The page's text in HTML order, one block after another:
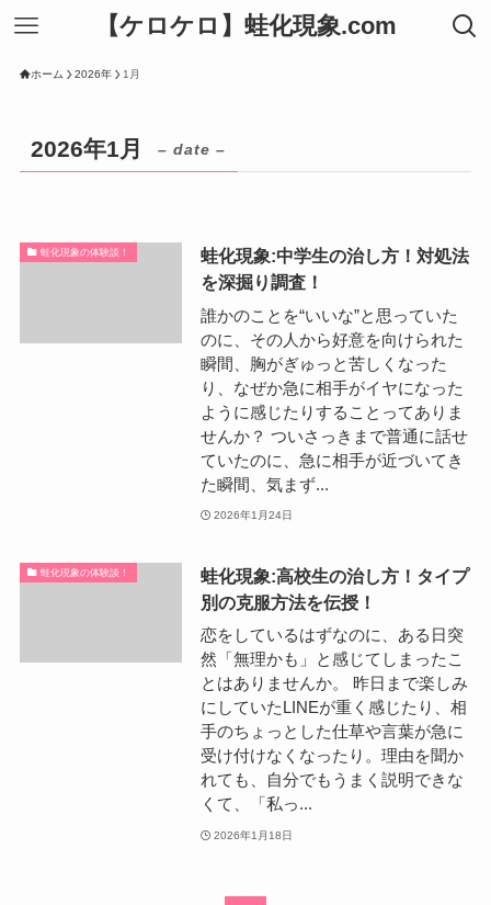
【ケロケロ】蛙化現象.com
ホーム 2026年 1月
2026年1月 – date –
蛙化現象の体験談！
蛙化現象:中学生の治し方！対処法
を深掘り調査！
誰かのことを“いいな”と思っていた
のに、その人から好意を向けられた
瞬間、胸がぎゅっと苦しくなった
り、なぜか急に相手がイヤになった
ように感じたりすることってありま
せんか？ ついさっきまで普通に話せ
ていたのに、急に相手が近づいてき
た瞬間、気まず...
2026年1月24日
蛙化現象の体験談！
蛙化現象:高校生の治し方！タイプ
別の克服方法を伝授！
恋をしているはずなのに、ある日突
然「無理かも」と感じてしまったこ
とはありませんか。 昨日まで楽しみ
にしていたLINEが重く感じたり、相
手のちょっとした仕草や言葉が急に
受け付けなくなったり。理由を聞か
れても、自分でもうまく説明できな
くて、「私っ...
2026年1月18日